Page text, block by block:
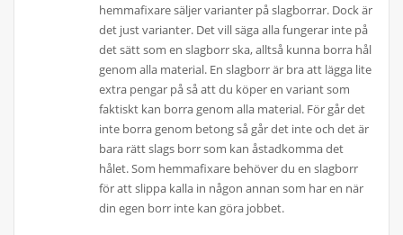
hemmafixare säljer varianter på slagborrar. Dock är
det just varianter. Det vill säga alla fungerar inte på
det sätt som en slagborr ska, alltså kunna borra hål
genom alla material. En slagborr är bra att lägga lite
extra pengar på så att du köper en variant som
faktiskt kan borra genom alla material. För går det
inte borra genom betong så går det inte och det är
bara rätt slags borr som kan åstadkomma det
hålet. Som hemmafixare behöver du en slagborr
för att slippa kalla in någon annan som har en när
din egen borr inte kan göra jobbet.